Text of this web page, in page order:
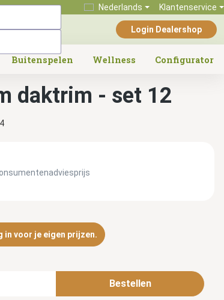
Nederlands Klantenservice
Login Dealershop
Buitenspelen Wellness Configurator
daktrim - set 12
in voor je eigen prijzen.
Bestellen